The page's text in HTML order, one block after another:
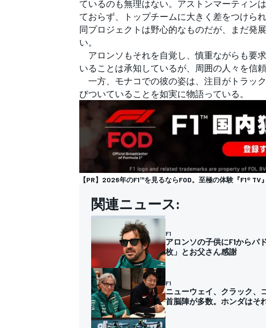
すべてのカテゴリー
ているのも無理はない。アストンマーティン
ておらず、トップチームに大きく差をつけら
同プロジェクトは野心的なものだが、まだ発
い。
アロンソもそれを自覚し、慎重ながらも要
いることは承知しているが、周囲の人々を信頼
一方、モナコでの彼の姿は、注目がトラッ
びついていることを如実に物語っている。
【PR】2026年のF1™を見るならFOD。至極の体験『F1® TV
関連ニュース:
F1
アロンソの子供にF1から
枚」とお父さん感謝
F1
ニューウェイ、クラック
首脳陣が多数。ホンダはそ